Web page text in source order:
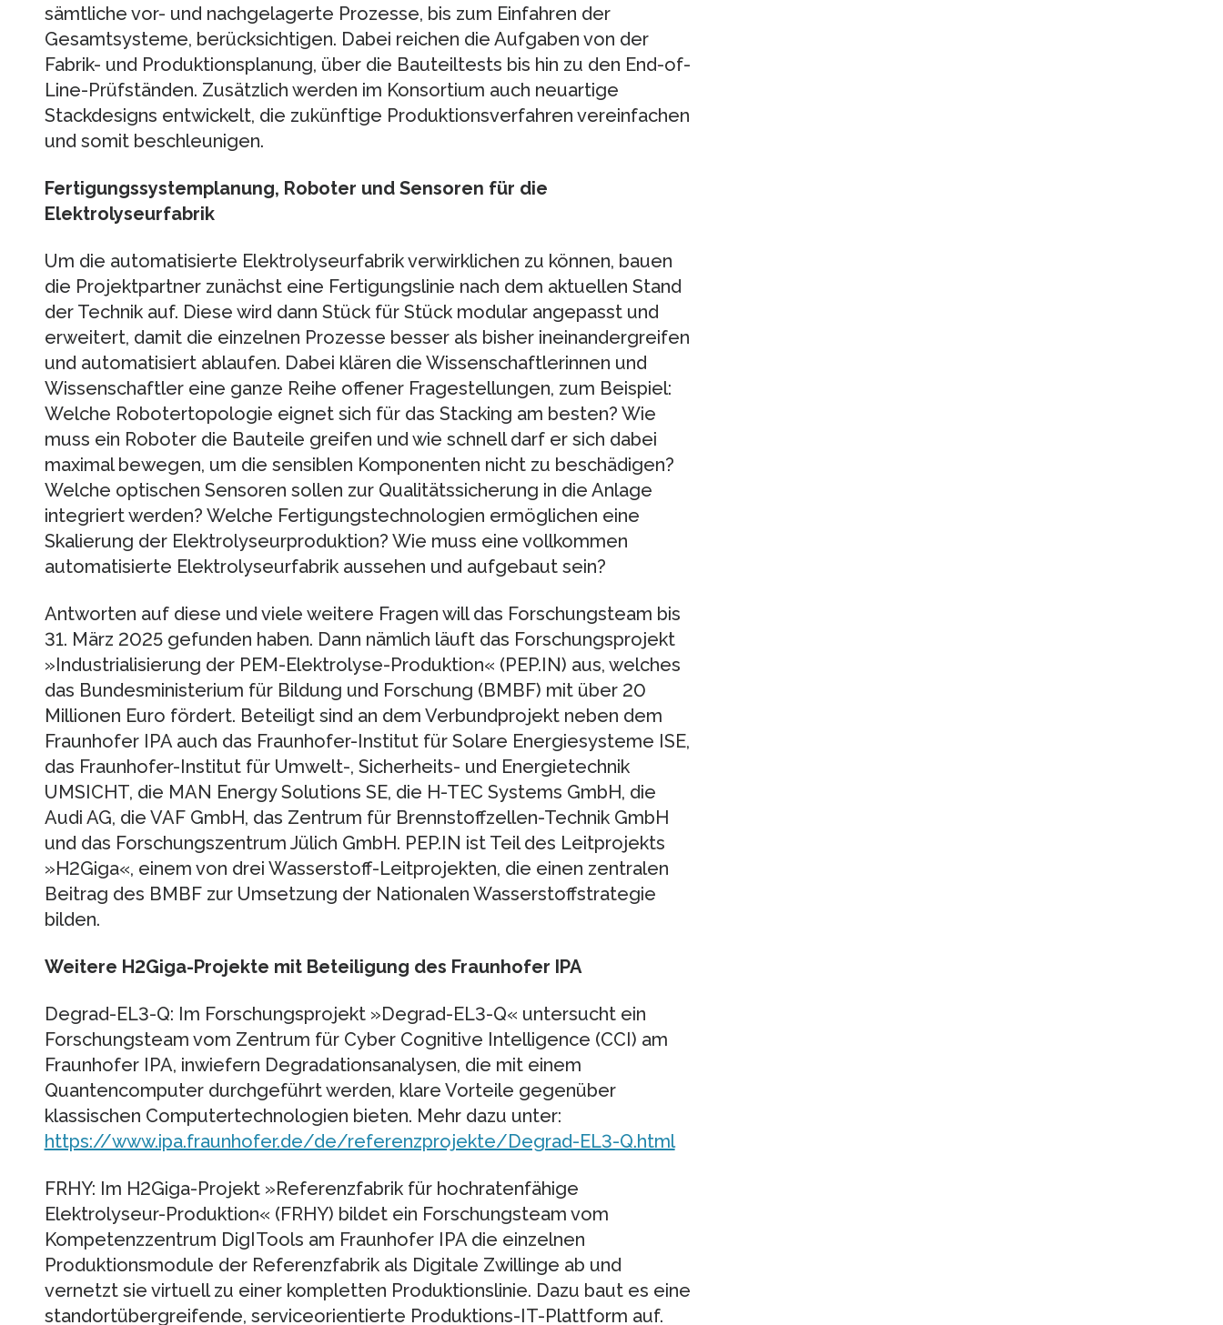
sämtliche vor- und nachgelagerte Prozesse, bis zum Einfahren der
Gesamtsysteme, berücksichtigen. Dabei reichen die Aufgaben von der
Fabrik- und Produktionsplanung, über die Bauteiltests bis hin zu den End-of-
Line-Prüfständen. Zusätzlich werden im Konsortium auch neuartige
Stackdesigns entwickelt, die zukünftige Produktionsverfahren vereinfachen
und somit beschleunigen.
Fertigungssystemplanung, Roboter und Sensoren für die
Elektrolyseurfabrik
Um die automatisierte Elektrolyseurfabrik verwirklichen zu können, bauen
die Projektpartner zunächst eine Fertigungslinie nach dem aktuellen Stand
der Technik auf. Diese wird dann Stück für Stück modular angepasst und
erweitert, damit die einzelnen Prozesse besser als bisher ineinandergreifen
und automatisiert ablaufen. Dabei klären die Wissenschaftlerinnen und
Wissenschaftler eine ganze Reihe offener Fragestellungen, zum Beispiel:
Welche Robotertopologie eignet sich für das Stacking am besten? Wie
muss ein Roboter die Bauteile greifen und wie schnell darf er sich dabei
maximal bewegen, um die sensiblen Komponenten nicht zu beschädigen?
Welche optischen Sensoren sollen zur Qualitätssicherung in die Anlage
integriert werden? Welche Fertigungstechnologien ermöglichen eine
Skalierung der Elektrolyseurproduktion? Wie muss eine vollkommen
automatisierte Elektrolyseurfabrik aussehen und aufgebaut sein?
Antworten auf diese und viele weitere Fragen will das Forschungsteam bis
31. März 2025 gefunden haben. Dann nämlich läuft das Forschungsprojekt
»Industrialisierung der PEM-Elektrolyse-Produktion« (PEP.IN) aus, welches
das Bundesministerium für Bildung und Forschung (BMBF) mit über 20
Millionen Euro fördert. Beteiligt sind an dem Verbundprojekt neben dem
Fraunhofer IPA auch das Fraunhofer-Institut für Solare Energiesysteme ISE,
das Fraunhofer-Institut für Umwelt-, Sicherheits- und Energietechnik
UMSICHT, die MAN Energy Solutions SE, die H-TEC Systems GmbH, die
Audi AG, die VAF GmbH, das Zentrum für Brennstoffzellen-Technik GmbH
und das Forschungszentrum Jülich GmbH. PEP.IN ist Teil des Leitprojekts
»H2Giga«, einem von drei Wasserstoff-Leitprojekten, die einen zentralen
Beitrag des BMBF zur Umsetzung der Nationalen Wasserstoffstrategie
bilden.
Weitere H2Giga-Projekte mit Beteiligung des Fraunhofer IPA
Degrad-EL3-Q: Im Forschungsprojekt »Degrad-EL3-Q« untersucht ein
Forschungsteam vom Zentrum für Cyber Cognitive Intelligence (CCI) am
Fraunhofer IPA, inwiefern Degradationsanalysen, die mit einem
Quantencomputer durchgeführt werden, klare Vorteile gegenüber
klassischen Computertechnologien bieten. Mehr dazu unter:
https://www.ipa.fraunhofer.de/de/referenzprojekte/Degrad-EL3-Q.html
FRHY: Im H2Giga-Projekt »Referenzfabrik für hochratenfähige
Elektrolyseur-Produktion« (FRHY) bildet ein Forschungsteam vom
Kompetenzzentrum DigITools am Fraunhofer IPA die einzelnen
Produktionsmodule der Referenzfabrik als Digitale Zwillinge ab und
vernetzt sie virtuell zu einer kompletten Produktionslinie. Dazu baut es eine
standortübergreifende, serviceorientierte Produktions-IT-Plattform auf.